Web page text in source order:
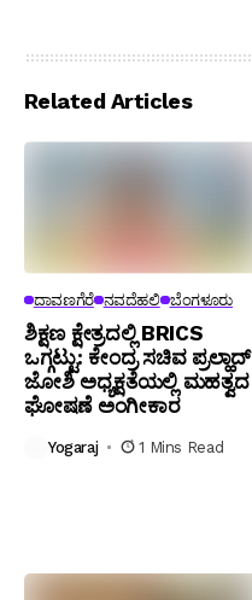
Related Articles
ದಾವಣಗೆರೆ ನವದೆಹಲಿ ಬೆಂಗಳೂರು
ಶಿಕ್ಷಣ ಕ್ಷೇತ್ರದಲ್ಲಿ BRICS
ಒಗ್ಗಟ್ಟು: ಕೇಂದ್ರ ಸಚಿವ ಪ್ರಲ್ಹಾದ್
ಜೋಶಿ ಅಧ್ಯಕ್ಷತೆಯಲ್ಲಿ ಮಹತ್ವದ
ಘೋಷಣೆ ಅಂಗೀಕಾರ
Yogaraj 1 Mins Read